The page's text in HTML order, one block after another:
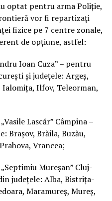
optat pentru arma Poliție,
vor fi repartizați
fizice pe 7 centre zonale,
de opțiune, astfel:
Ioan Cuza” – pentru
și județele: Argeș,
Ialomița, Ilfov, Teleorman,
Lascăr” Câmpina –
Brașov, Brăila, Buzău,
Vrancea;
Mureșan” Cluj-
județele: Alba, Bistrița-
Maramureș, Mureș,